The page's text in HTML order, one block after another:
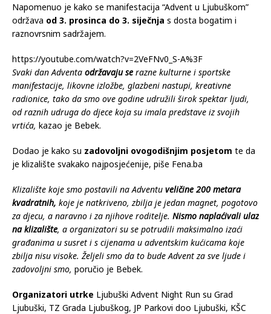
Napomenuo je kako se manifestacija “Advent u Ljubuškom”
održava od 3. prosinca do 3. siječnja s dosta bogatim i
raznovrsnim sadržajem.
https://youtube.com/watch?v=2VeFNv0_S-A%3F
Svaki dan Adventa održavaju se razne kulturne i sportske
manifestacije, likovne izložbe, glazbeni nastupi, kreativne
radionice, tako da smo ove godine udružili širok spektar ljudi,
od raznih udruga do djece koja su imala predstave iz svojih
vrtića, kazao je Bebek.
Dodao je kako su zadovoljni ovogodišnjim posjetom te da
je klizalište svakako najposjećenije, piše Fena.ba
Klizalište koje smo postavili na Adventu veličine 200 metara
kvadratnih, koje je natkriveno, zbilja je jedan magnet, pogotovo
za djecu, a naravno i za njihove roditelje. Nismo naplaćivali ulaz
na klizalište, a organizatori su se potrudili maksimalno izaći
građanima u susret i s cijenama u adventskim kućicama koje
zbilja nisu visoke. Željeli smo da to bude Advent za sve ljude i
zadovoljni smo, poručio je Bebek.
Organizatori utrke Ljubuški Advent Night Run su Grad
Ljubuški, TZ Grada Ljubuškog, JP Parkovi doo Ljubuški, KŠC